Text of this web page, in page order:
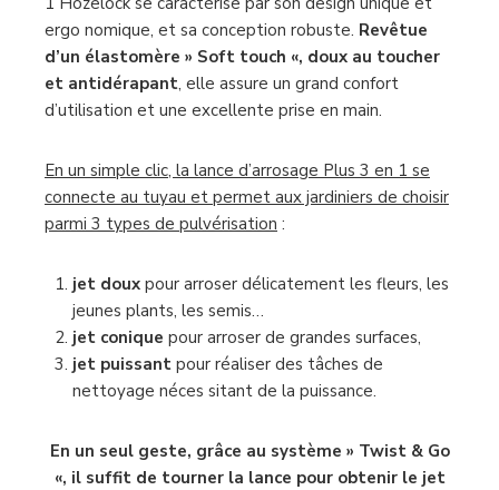
ergo nomique, et sa conception robuste. Revêtue
d’un élastomère » Soft touch «, doux au toucher
et antidérapant, elle assure un grand confort
d’utilisation et une excellente prise en main.
En un simple clic, la lance d’arrosage Plus 3 en 1 se
connecte au tuyau et permet aux jardiniers de choisir
parmi 3 types de pulvérisation :
jet doux pour arroser délicatement les fleurs, les
jeunes plants, les semis…
jet conique pour arroser de grandes surfaces,
jet puissant pour réaliser des tâches de
nettoyage néces sitant de la puissance.
En un seul geste, grâce au système » Twist & Go
«, il suffit de tourner la lance pour obtenir le jet